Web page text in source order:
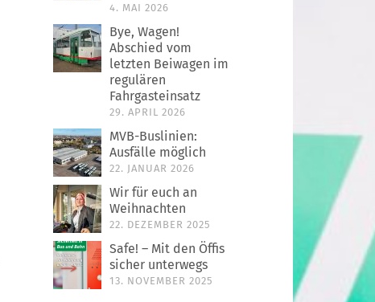
4. MAI 2026
Bye, Wagen!
Abschied vom
letzten Beiwagen im
regulären
Fahrgasteinsatz
29. APRIL 2026
MVB-Buslinien:
Ausfälle möglich
22. JANUAR 2026
Wir für euch an
Weihnachten
22. DEZEMBER 2025
Safe! – Mit den Öffis
sicher unterwegs
13. NOVEMBER 2025